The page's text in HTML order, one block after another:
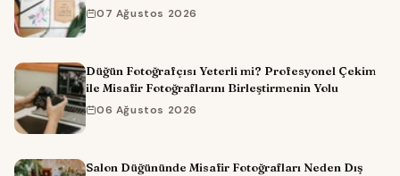
07 Ağustos 2026
Düğün Fotoğrafçısı Yeterli mi? Profesyonel Çekim
ile Misafir Fotoğraflarını Birleştirmenin Yolu
06 Ağustos 2026
Salon Düğününde Misafir Fotoğrafları Neden Dış